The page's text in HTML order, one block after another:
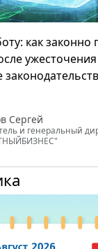
как законно
Сергей
и генеральный